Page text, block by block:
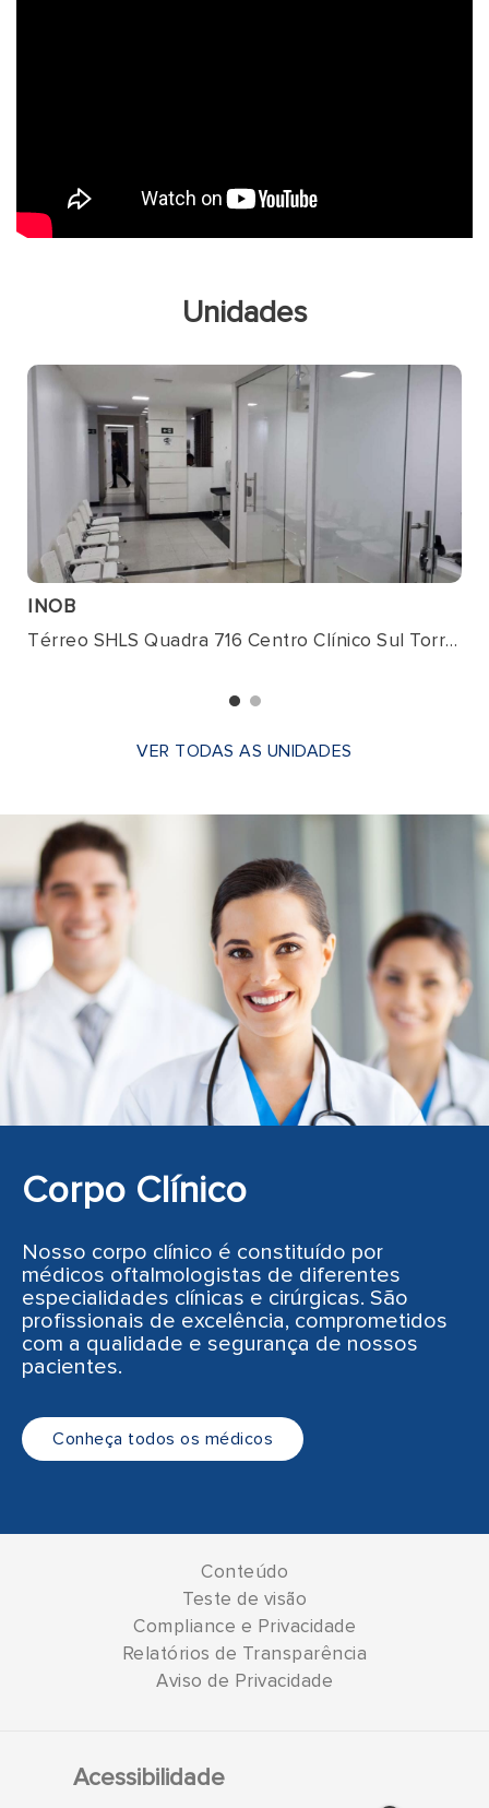
Unidades
VER TODAS AS UNIDADES
INOB
Térreo SHLS Quadra 716 Centro Clínico Sul Torre II
Corpo Clínico
Nosso corpo clínico é constituído por
médicos oftalmologistas de diferentes
especialidades clínicas e cirúrgicas. São
profissionais de excelência, comprometidos
com a qualidade e segurança de nossos
pacientes.
Conheça todos os médicos
Conteúdo
Teste de visão
Compliance e Privacidade
Relatórios de Transparência
Aviso de Privacidade
Acessibilidade